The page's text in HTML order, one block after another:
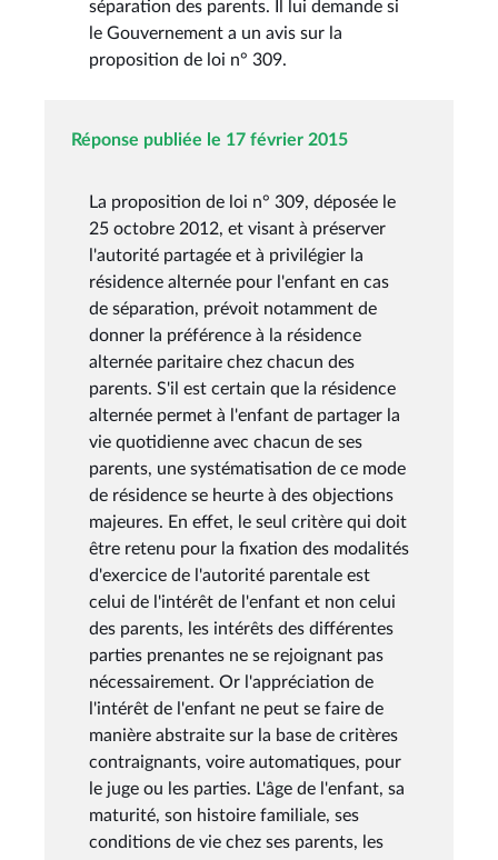
séparation des parents. Il lui demande si
le Gouvernement a un avis sur la
proposition de loi n° 309.
Réponse publiée le 17 février 2015
La proposition de loi n° 309, déposée le
25 octobre 2012, et visant à préserver
l'autorité partagée et à privilégier la
résidence alternée pour l'enfant en cas
de séparation, prévoit notamment de
donner la préférence à la résidence
alternée paritaire chez chacun des
parents. S'il est certain que la résidence
alternée permet à l'enfant de partager la
vie quotidienne avec chacun de ses
parents, une systématisation de ce mode
de résidence se heurte à des objections
majeures. En effet, le seul critère qui doit
être retenu pour la fixation des modalités
d'exercice de l'autorité parentale est
celui de l'intérêt de l'enfant et non celui
des parents, les intérêts des différentes
parties prenantes ne se rejoignant pas
nécessairement. Or l'appréciation de
l'intérêt de l'enfant ne peut se faire de
manière abstraite sur la base de critères
contraignants, voire automatiques, pour
le juge ou les parties. L'âge de l'enfant, sa
maturité, son histoire familiale, ses
conditions de vie chez ses parents, les